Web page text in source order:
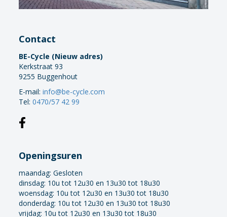
Contact
BE-Cycle (Nieuw adres)
Kerkstraat 93
9255 Buggenhout
E-mail:info@be-cycle.com
Tel:0470/57 42 99
Openingsuren
maandag:Gesloten
dinsdag: 10u tot 12u30 en 13u30 tot 18u30
woensdag: 10u tot 12u30 en 13u30 tot 18u30
donderdag: 10u tot 12u30 en 13u30 tot 18u30
vrijdag: 10u tot 12u30 en 13u30 tot 18u30